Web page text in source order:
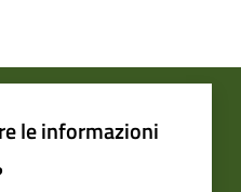
le informazioni